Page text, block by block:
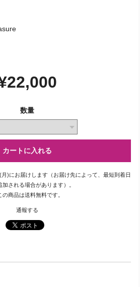
数量
カートに入れる
)にお届けします（お届け先によって、最短到着日
加される場合があります）。
の商品は送料無料です。
通報する